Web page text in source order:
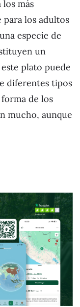
más
para los adultos
especie de
un
plato puede
diferentes tipos
forma de los
mucho, aunque